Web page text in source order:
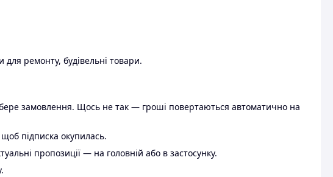
ремонту, будівельні товари.
замовлення. Щось не так — гроші повертаються автоматично на
підписка окупилась.
пропозиції — на головній або в застосунку.